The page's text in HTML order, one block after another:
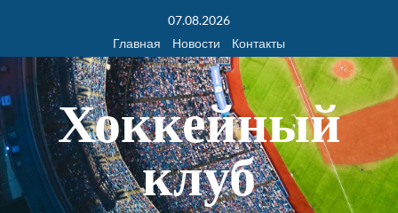
07.08.2026
Главная
Новости Контакты
Хоккейный
клуб